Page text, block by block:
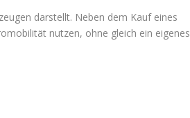
darstellt. Neben dem Kauf eines
nutzen, ohne gleich ein eigenes